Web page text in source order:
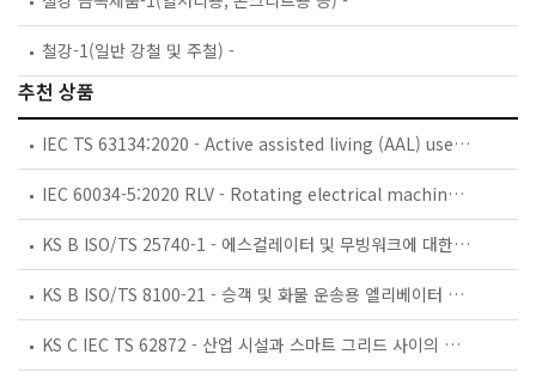
철강-1(일반 강철 및 주철) -
추천 상품
IEC TS 63134:2020 - Active assisted living (AAL) use cases
IEC 60034-5:2020 RLV - Rotating electrical machines - Part 5: Degrees of protection provided by the integral design of rotating electrical machines (IP code) - Classification
KS B ISO/TS 25740-1 - 에스컬레이터 및 무빙워크에 대한 안전요건 — 제1부: 세계공통 필수 안전요건(GESRs)
KS B ISO/TS 8100-21 - 승객 및 화물 운송용 엘리베이터 —제21부: 세계공통 필수안전요건(GESRs)을 충족하는 세계공통 안전 파라미터(GSPs)
KS C IEC TS 62872 - 산업 시설과 스마트 그리드 사이의 산업 공정 측정, 제어 및 자동화 시스템 인터페이스